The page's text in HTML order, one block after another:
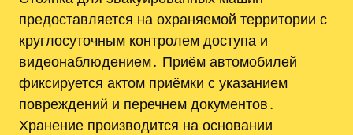
предоставляется на охраняемой территории с
круглосуточным контролем доступа и
видеонаблюдением․ Приём автомобилей
фиксируется актом приёмки с указанием
повреждений и перечнем документов․
Хранение производится на основании